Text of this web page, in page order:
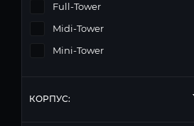
Full-Tower
Midi-Tower
Mini-Tower
КОРПУС: